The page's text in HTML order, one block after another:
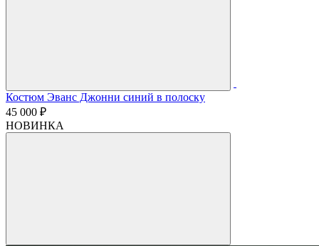
Костюм Эванс Джонни синий в полоску
45 000 ₽
НОВИНКА